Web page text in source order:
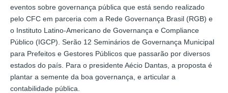
eventos sobre governança pública que está sendo realizado
pelo CFC em parceria com a Rede Governança Brasil (RGB) e
o Instituto Latino-Americano de Governança e Compliance
Público (IGCP). Serão 12 Seminários de Governança Municipal
para Prefeitos e Gestores Públicos que passarão por diversos
estados do país. Para o presidente Aécio Dantas, a proposta é
plantar a semente da boa governança, e articular a
contabilidade pública.